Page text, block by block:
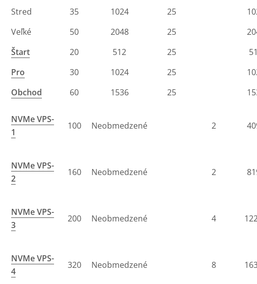
Stred
35 1024 25
Veľké
50 2048 25
Štart
20 512 25
Pro
30 1024 25
Obchod
60 1536 25
NVMe VPS-
1
100 Neobmedzené 2
NVMe VPS-
2
160 Neobmedzené 2
NVMe VPS-
3
200 Neobmedzené 4
NVMe VPS-
4
320 Neobmedzené 8